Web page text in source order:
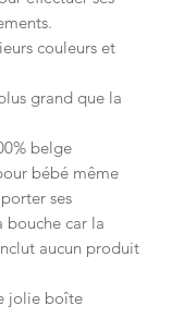
couleurs et
grand que la
belge
bébé même
ses
bouche car la
aucun produit
jolie boîte